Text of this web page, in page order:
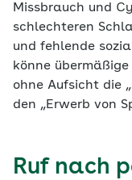
Missbrauch und
schlechteren
und fehlende
könne
ohne Aufsicht die
den „Erwerb von
Ruf nach